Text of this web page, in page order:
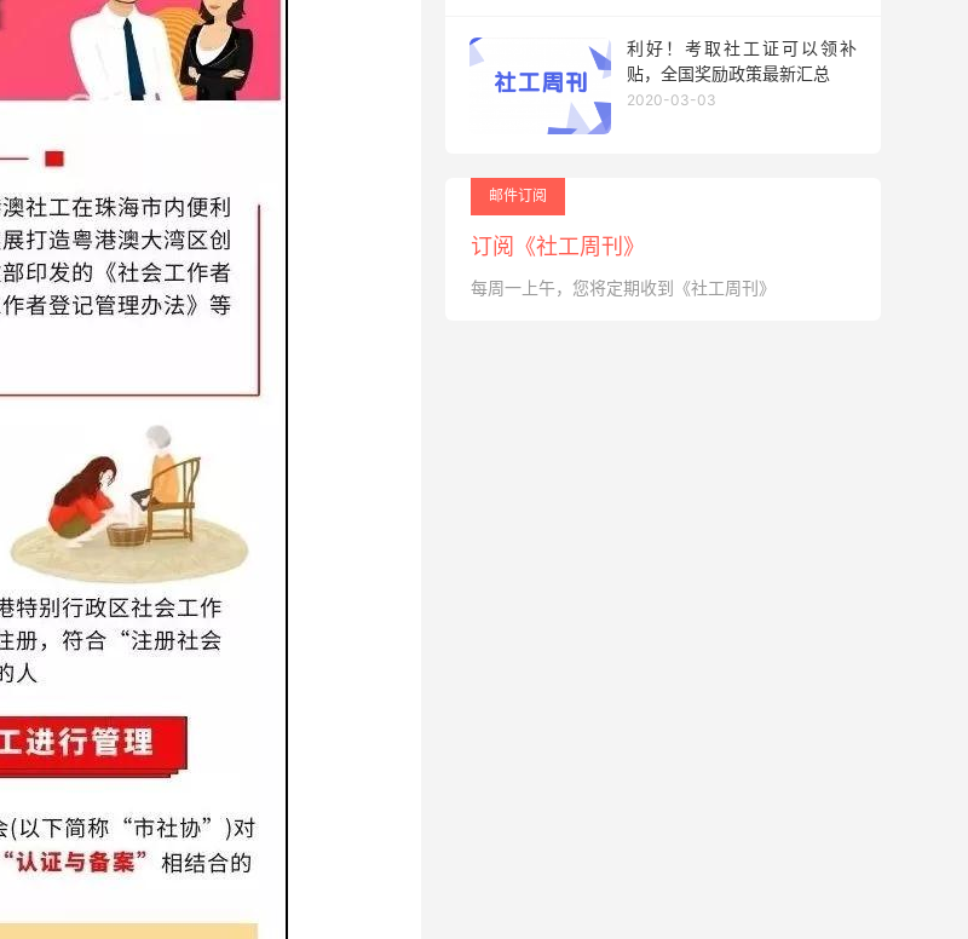
利好！考取社工证可以领补
贴，全国奖励政策最新汇总
2020-03-03
邮件订阅
订阅《社工周刊》
每周一上午，您将定期收到《社工周刊》